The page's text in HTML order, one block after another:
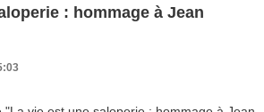
: hommage à Jean